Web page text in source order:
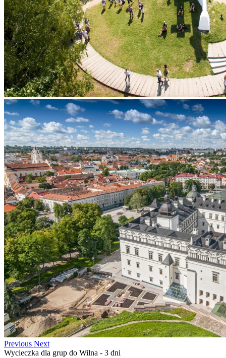
Previous Next
Wycieczka dla grup do Wilna - 3 dni